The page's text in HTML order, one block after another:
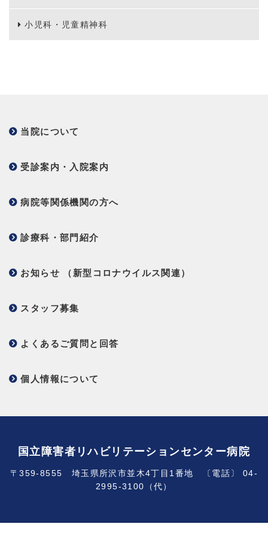
小児科・児童精神科
当院について
受診案内・入院案内
病院等関係機関の方へ
診療科・部門紹介
お知らせ （新型コロナウイルス関連）
スタッフ募集
よくあるご質問と回答
個人情報について
国立障害者リハビリテーションセンター病院
〒359-8555 埼玉県所沢市並木4丁目1番地 〔電話〕 04-
2995-3100（代）